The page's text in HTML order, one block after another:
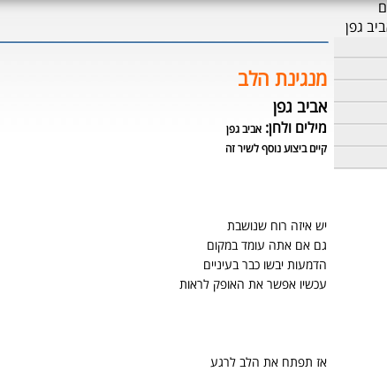
מנגינת הלב
אביב גפן
מילים ולחן: אביב גפן
קיים ביצוע נוסף לשיר זה
יש איזה רוח שנושבת
גם אם אתה עומד במקום
הדמעות יבשו כבר בעיניים
עכשיו אפשר את האופק לראות
אז תפתח את הלב לרגע